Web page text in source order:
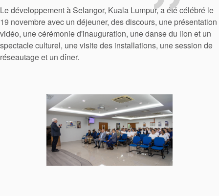
Contactez-nous
Localisations
Actualités
Le développement à Selangor, Kuala Lumpur, a été célébré le
19 novembre avec un déjeuner, des discours, une présentation
vidéo, une cérémonie d'inauguration, une danse du lion et un
spectacle culturel, une visite des installations, une session de
réseautage et un dîner.